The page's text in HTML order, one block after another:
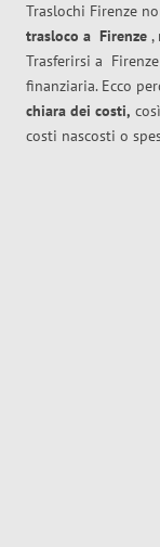
Traslochi Firenze
trasloco a Firenze ,
Trasferirsi a Firenze
finanziaria. Ecco
chiara dei costi,
costi nascosti o